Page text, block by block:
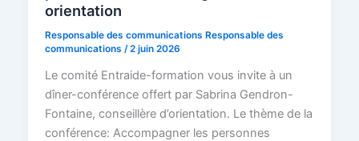
orientation
Responsable des communications Responsable des
communications /2 juin 2026
Le comité Entraide-formation vous invite à un
dîner-conférence offert par Sabrina Gendron-
Fontaine, conseillère d’orientation. Le thème de la
conférence: Accompagner les personnes